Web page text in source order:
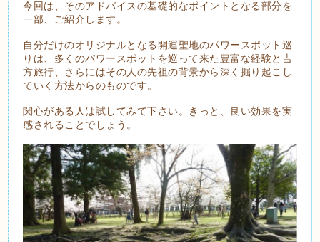
今回は、そのアドバイスの基礎的なポイントとなる部分を
一部、ご紹介します。
自分だけのオリジナルとなる開運聖地のパワースポット巡
りは、多くのパワースポットを巡って来た豊富な経験と吉
方旅行、さらにはその人の先祖の背景から深く掘り起こし
ていく方法からのものです。
関心がある人は試してみて下さい。きっと、良い効果を実
感されることでしょう。